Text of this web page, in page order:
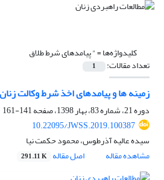
کلیدواژه‌ها =" پیامدهای شرط طلاق
تعداد مقالات: 1
زمینه ها و پیامدهای اخذ شرط وکالت
دوره 21، شماره 83، بهار 1398، صفحه
141-161
10.22095/JWSS.2019.100387
سیده عالیه آذرطوس، محمود حکمت نیا
مشاهده مقاله
اصل مقاله 291.11 K